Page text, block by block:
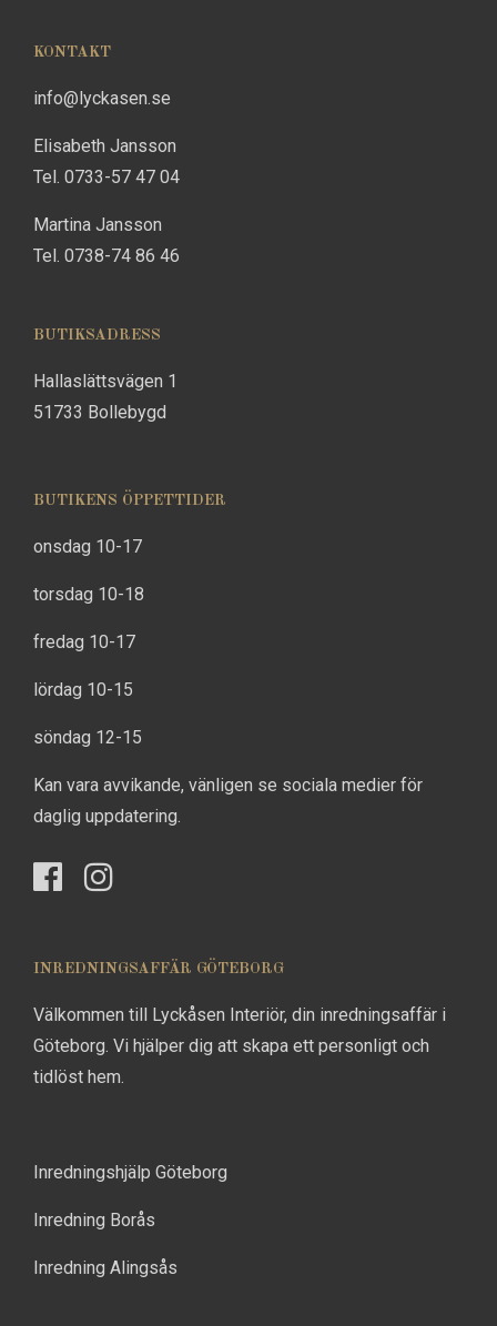
KONTAKT
info@lyckasen.se
Elisabeth Jansson
Tel. 0733-57 47 04
Martina Jansson
Tel. 0738-74 86 46
BUTIKSADRESS
Hallaslättsvägen 1
51733 Bollebygd
BUTIKENS ÖPPETTIDER
onsdag 10-17
torsdag 10-18
fredag 10-17
lördag 10-15
söndag 12-15
Kan vara avvikande, vänligen se sociala medier för
daglig uppdatering.
INREDNINGSAFFÄR GÖTEBORG
Välkommen till Lyckåsen Interiör, din inredningsaffär i
Göteborg. Vi hjälper dig att skapa ett personligt och
tidlöst hem.
Inredningshjälp Göteborg
Inredning Borås
Inredning Alingsås